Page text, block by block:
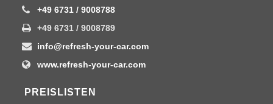
+49 6731 / 9008788
+49 6731 / 9008789
info@refresh-your-car.com
www.refresh-your-car.com
PREISLISTEN